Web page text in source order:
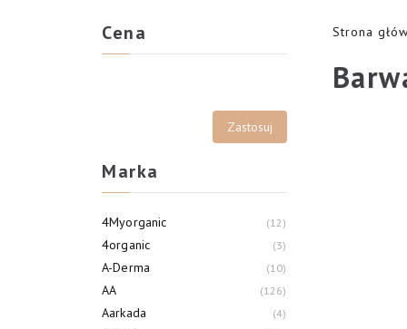
Strona
Cena
Marka
4Myorganic 12
4organic 3
A-Derma 10
AA 126
Aarkada 4